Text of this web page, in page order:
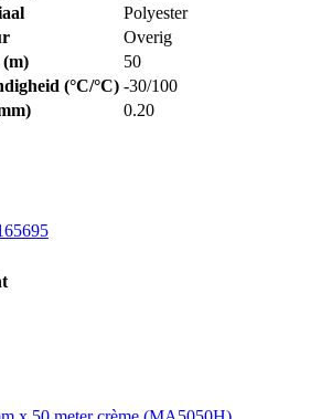
Polyester
Overig
(m)
50
(°C/°C) -30/100
0.20